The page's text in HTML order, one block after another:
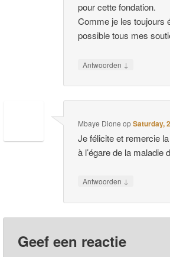
pour cette fondation.
Comme je les toujours
possible tous mes
Antwoorden ↓
Mbaye Dione opSaturday,
Je félicite et remercie
à l’égare de la
Antwoorden ↓
Geef een reactie